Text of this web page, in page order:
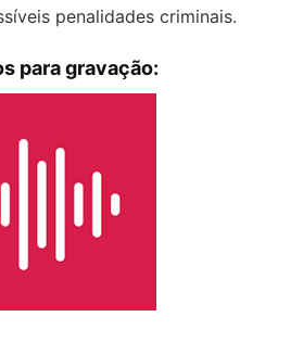
penalidades criminais.
para gravação: